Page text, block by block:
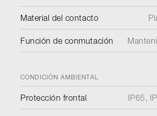
Material del contacto
Función de conmutación
CONDICIÓN AMBIENTAL
Protección frontal IP65,